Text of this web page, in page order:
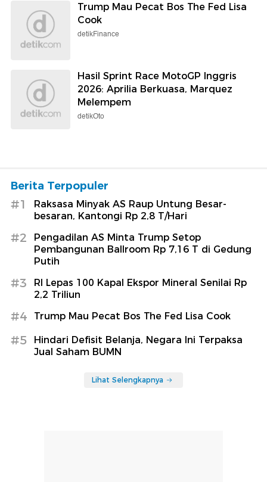
Trump Mau Pecat Bos The Fed Lisa
Cook
detikFinance
Hasil Sprint Race MotoGP Inggris
2026: Aprilia Berkuasa, Marquez
Melempem
detikOto
Berita Terpopuler
#1
Raksasa Minyak AS Raup Untung Besar-
besaran, Kantongi Rp 2,8 T/Hari
#2
Pengadilan AS Minta Trump Setop
Pembangunan Ballroom Rp 7,16 T di Gedung
Putih
#3
RI Lepas 100 Kapal Ekspor Mineral Senilai Rp
2,2 Triliun
#4 Trump Mau Pecat Bos The Fed Lisa Cook
#5
Hindari Defisit Belanja, Negara Ini Terpaksa
Jual Saham BUMN
Lihat Selengkapnya